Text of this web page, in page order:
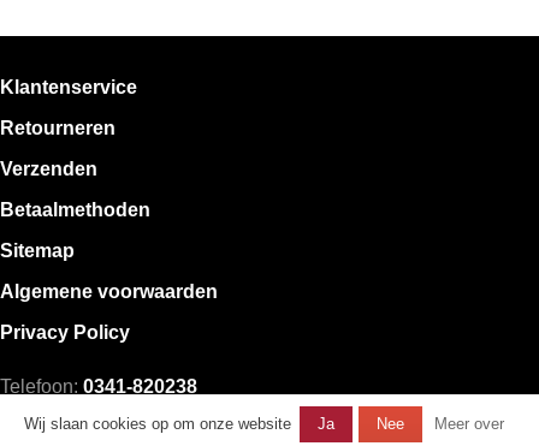
Klantenservice
Retourneren
Verzenden
Betaalmethoden
Sitemap
Algemene voorwaarden
Privacy Policy
Telefoon: 0341-820238
E-mail:
klantenservice@mystore.nl
Wij slaan cookies op om onze website Ja Nee Meer over